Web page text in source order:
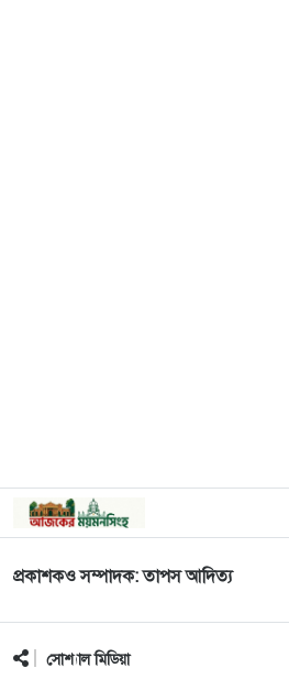
প্রকাশকও সম্পাদক: তাপস আদিত্য
সোশ্যাল মিডিয়া